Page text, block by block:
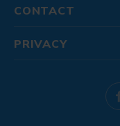
CONTACT
PRIVACY